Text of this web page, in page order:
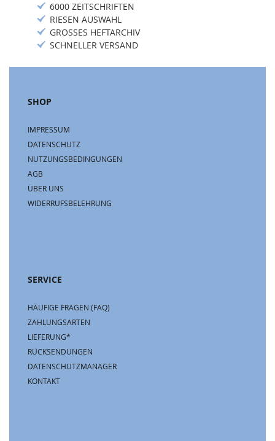
6000 ZEITSCHRIFTEN
RIESEN AUSWAHL
GROSSES HEFTARCHIV
SCHNELLER VERSAND
SHOP
IMPRESSUM
DATENSCHUTZ
NUTZUNGSBEDINGUNGEN
AGB
ÜBER UNS
WIDERRUFSBELEHRUNG
SERVICE
HÄUFIGE FRAGEN (FAQ)
ZAHLUNGSARTEN
LIEFERUNG*
RÜCKSENDUNGEN
DATENSCHUTZMANAGER
KONTAKT